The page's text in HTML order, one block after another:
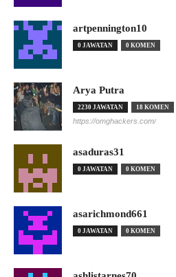
artpennington10
0 JAWATAN 0 KOMEN
Arya Putra
2230 JAWATAN 18 KOMEN
https://omghackers.com/
asaduras31
0 JAWATAN 0 KOMEN
asarichmond661
0 JAWATAN 0 KOMEN